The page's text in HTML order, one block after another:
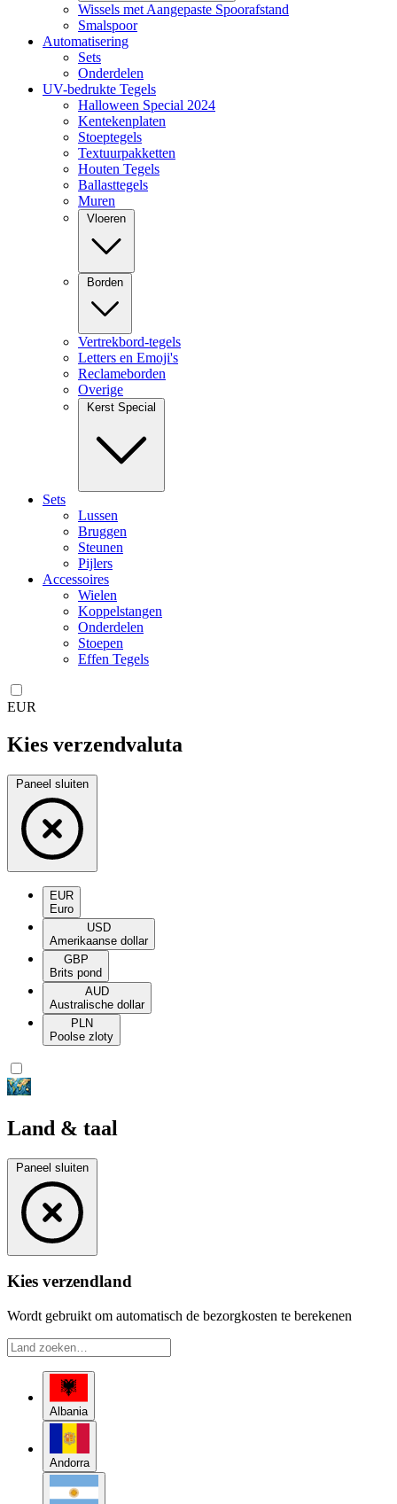
Wissels met Aangepaste Spoorafstand
Smalspoor
Automatisering
Sets
Onderdelen
UV-bedrukte Tegels
Halloween Special 2024
Kentekenplaten
Stoeptegels
Textuurpakketten
Houten Tegels
Ballasttegels
Muren
Vloeren
Borden
Vertrekbord-tegels
Letters en Emoji's
Reclameborden
Overige
Kerst Special
Sets
Lussen
Bruggen
Steunen
Pijlers
Accessoires
Wielen
Koppelstangen
Onderdelen
Stoepen
Effen Tegels
EUR
Kies verzendvaluta
Paneel sluiten
EUR
Euro
USD
Amerikaanse dollar
GBP
Brits pond
AUD
Australische dollar
PLN
Poolse zloty
Land & taal
Paneel sluiten
Kies verzendland
Wordt gebruikt om automatisch de bezorgkosten te berekenen
Albania
Andorra